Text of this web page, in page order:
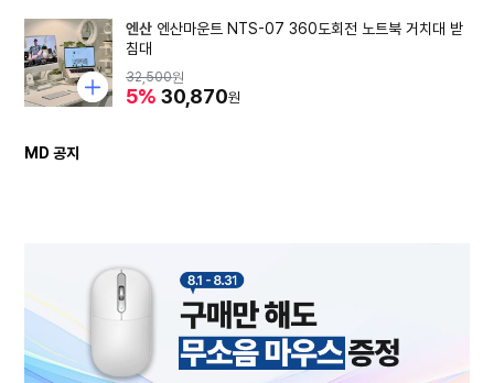
엔산 엔산마운트 NTS-07 360도회전 노트북 거치대 받
침대
32,500원
5% 30,870원
MD 공지